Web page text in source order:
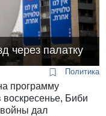
через палатку
Политика
программу
Биби
дал